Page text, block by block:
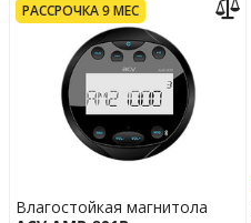
РАССРОЧКА 9 МЕС
Влагостойкая магнитола